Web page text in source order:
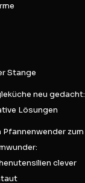
Stange
neu gedacht:
Lösungen
Pfannenwender zum
clever